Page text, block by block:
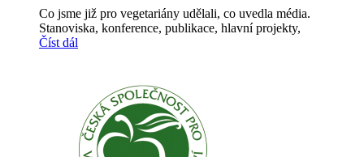
Co jsme již pro vegetariány udělali, co uvedla média.
Stanoviska, konference, publikace, hlavní projekty,
Číst dál